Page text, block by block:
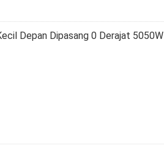
Depan Dipasang 0 Derajat 5050W